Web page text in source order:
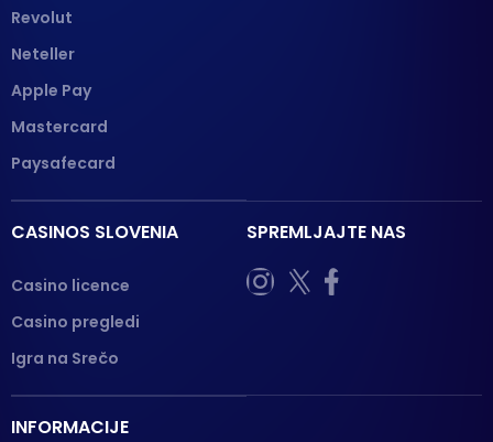
Revolut
Neteller
Apple Pay
Mastercard
Paysafecard
CASINOS SLOVENIA
Casino licence
Casino pregledi
Igra na Srečo
SPREMLJAJTE NAS
INFORMACIJE